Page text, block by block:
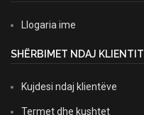
Llogaria ime
SHËRBIMET NDAJ KLIENTIT
Kujdesi ndaj klientëve
Termet dhe kushtet